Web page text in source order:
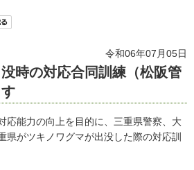
令和06年07月05日
時の対応合同訓練（松阪管
応能力の向上を目的に、三重県警察、大
県がツキノワグマが出没した際の対応訓